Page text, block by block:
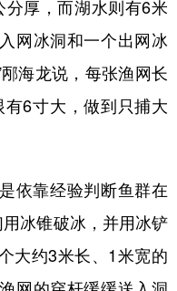
厚，而湖水则有6米
网冰洞和一个出网冰
海龙说，每张渔网长
6寸大，做到只捕大
靠经验判断鱼群在
冰锥破冰，并用冰铲
大约3米长、1米宽的